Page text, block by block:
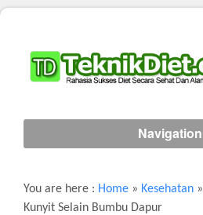
Navigation
You are here : Home » Kesehatan »
Kunyit Selain Bumbu Dapur